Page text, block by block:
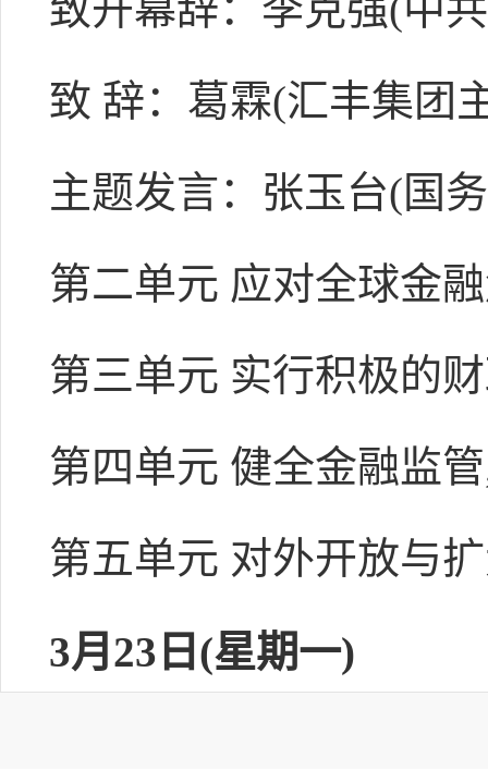
致 辞：葛霖(汇丰集团
主题发言：张玉台(国
第二单元 应对全球金
第三单元 实行积极的
第四单元 健全金融监
第五单元 对外开放与
3月23日(星期一)